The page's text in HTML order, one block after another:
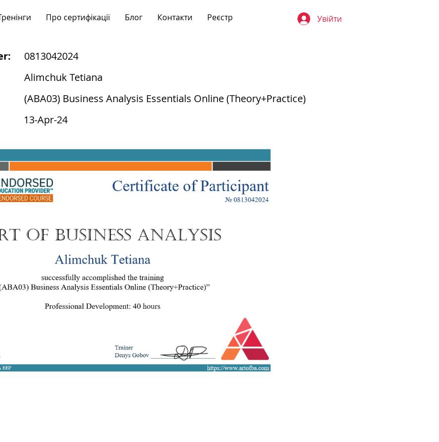
Про сертифікації Блог Контакти Реєстр Увійти
0813042024
Alimchuk Tetiana
(ABA03) Business Analysis Essentials Online (Theory+Practice)
13-Apr-24